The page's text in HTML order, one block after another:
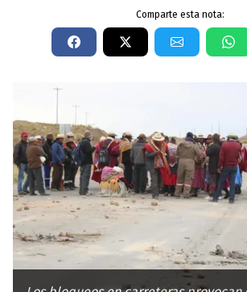
Comparte esta nota: